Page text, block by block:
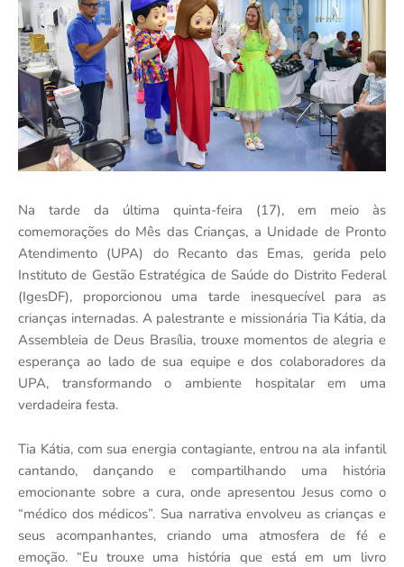
Na tarde da última quinta-feira (17), em meio às
comemorações do Mês das Crianças, a Unidade de Pronto
Atendimento (UPA) do Recanto das Emas, gerida pelo
Instituto de Gestão Estratégica de Saúde do Distrito Federal
(IgesDF), proporcionou uma tarde inesquecível para as
crianças internadas. A palestrante e missionária Tia Kátia, da
Assembleia de Deus Brasília, trouxe momentos de alegria e
esperança ao lado de sua equipe e dos colaboradores da
UPA, transformando o ambiente hospitalar em uma
verdadeira festa.
Tia Kátia, com sua energia contagiante, entrou na ala infantil
cantando, dançando e compartilhando uma história
emocionante sobre a cura, onde apresentou Jesus como o
“médico dos médicos”. Sua narrativa envolveu as crianças e
seus acompanhantes, criando uma atmosfera de fé e
emoção. “Eu trouxe uma história que está em um livro